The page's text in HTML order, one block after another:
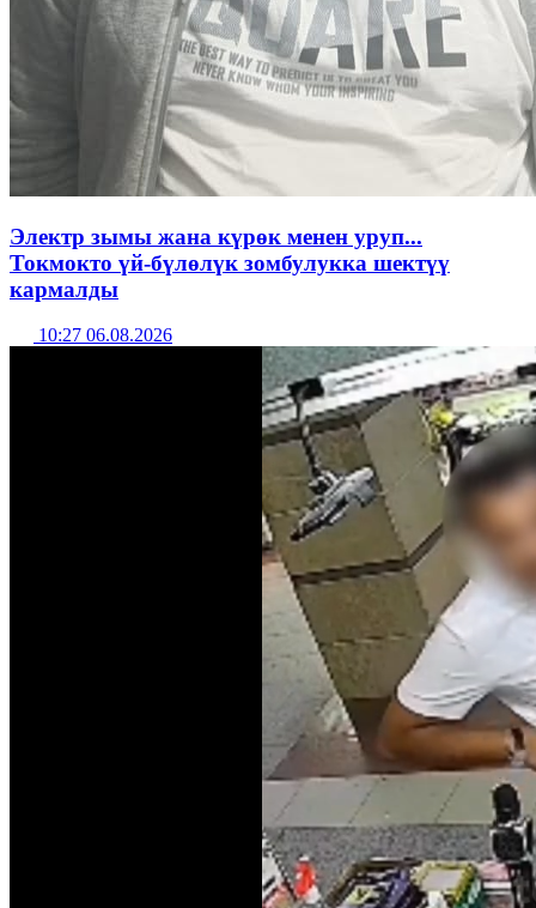
Электр зымы жана күрөк менен уруп...
Токмокто үй-бүлөлүк зомбулукка шектүү
кармалды
10:27 06.08.2026